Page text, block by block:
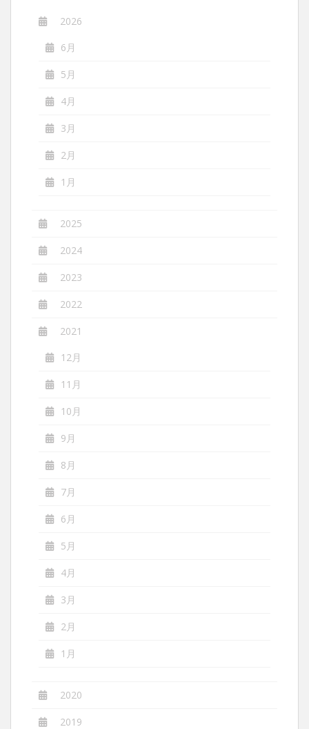
2026
6月
5月
4月
3月
2月
1月
2025
2024
2023
2022
2021
12月
11月
10月
9月
8月
7月
6月
5月
4月
3月
2月
1月
2020
2019